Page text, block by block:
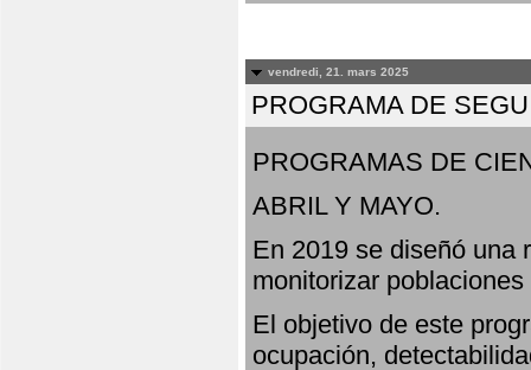
vendredi, 21. mars 2025
PROGRAMA DE
PROGRAMAS DE
ABRIL Y MAYO.
En 2019 se diseñó una
monitorizar
El objetivo de este
ocupación,